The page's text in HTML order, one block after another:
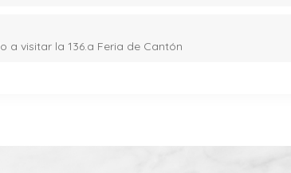
a visitar la 136.a Feria de Cantón